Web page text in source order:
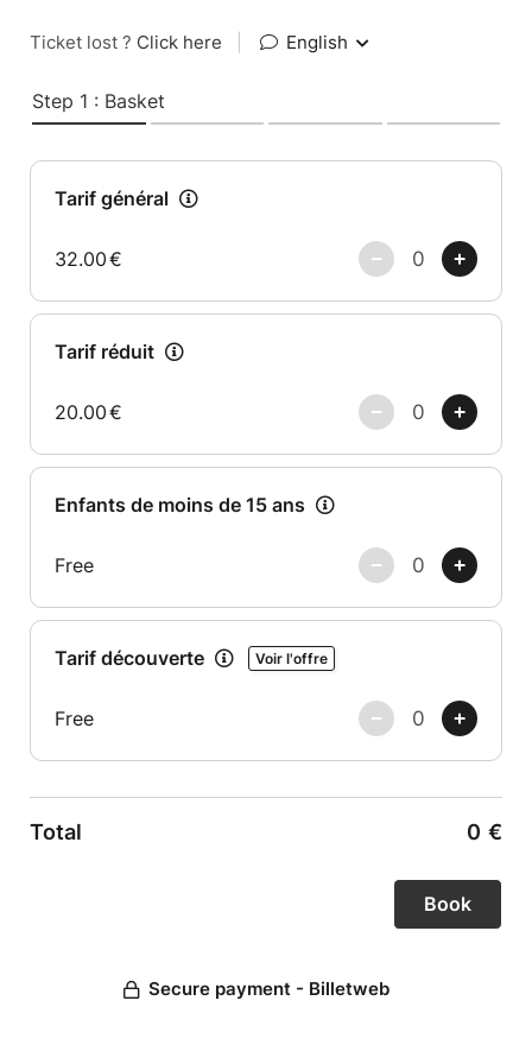
Ticket lost ? Click here English
Step 1 : Basket
Tarif général
32.00€
Tarif réduit
20.00€
Enfants de moins de 15 ans
Free
Tarif découverte Voir l'offre
Free
Total 0 €
Secure payment - Billetweb